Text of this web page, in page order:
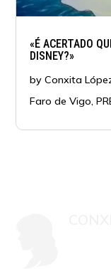
«É ACERTADO
DISNEY?»
byConxita
Faro de Vigo,